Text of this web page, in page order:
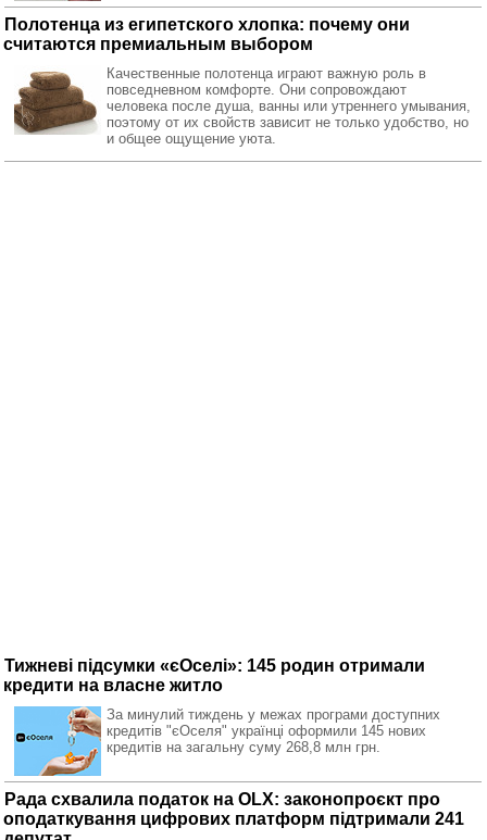
Полотенца из египетского хлопка: почему они
считаются премиальным выбором
Качественные полотенца играют важную роль в
повседневном комфорте. Они сопровождают
человека после душа, ванны или утреннего умывания,
поэтому от их свойств зависит не только удобство, но
и общее ощущение уюта.
Тижневі підсумки «єОселі»: 145 родин отримали
кредити на власне житло
За минулий тиждень у межах програми доступних
кредитів "єОселя" українці оформили 145 нових
кредитів на загальну суму 268,8 млн грн.
Рада схвалила податок на OLX: законопроєкт про
оподаткування цифрових платформ підтримали 241